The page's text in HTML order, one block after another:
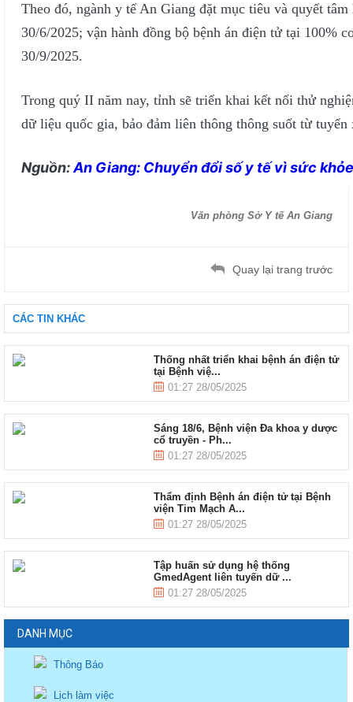
Theo đó, ngành y tế An Giang đặt mục tiêu và quyết
30/6/2025; vận hành đồng bộ bệnh án điện tử tại 100%
30/9/2025.
Trong quý II năm nay, tỉnh sẽ triển khai kết nối thử
dữ liệu quốc gia, bảo đảm liên thông thông suốt từ
Nguồn:An Giang: Chuyển đổi số y tế vì sức
Văn phòng Sở Y tế An Giang
Quay lại trang trước
CÁC TIN KHÁC
Thống nhất triển khai bệnh án điện tử
tại Bệnh việ...
01:27 28/05/2025
Sáng 18/6, Bệnh viện Đa khoa y dược
cổ truyền - Ph...
01:27 28/05/2025
Thẩm định Bệnh án điện tử tại Bệnh
viện Tim Mạch A...
01:27 28/05/2025
Tập huấn sử dụng hệ thống
GmedAgent liên tuyến dữ ...
01:27 28/05/2025
DANH MỤC
Thông Báo
Lịch làm việc